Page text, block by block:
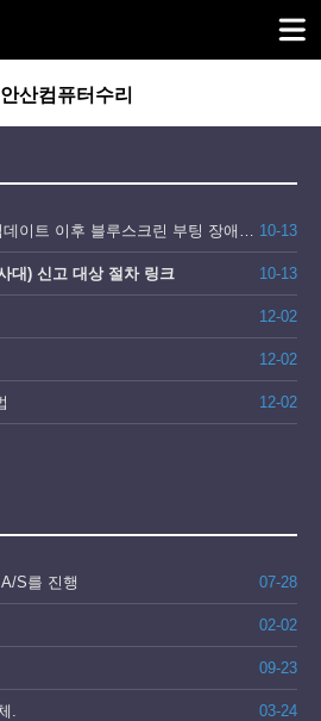
산컴퓨터수리
HP PC 에서 Windows 10 업데이트 이후 블루스크린 부팅 장애 대처 방법 10-13
대) 신고 대상 절차 링크 10-13
12-02
12-02
12-02
S를 진행 07-28
02-02
09-23
. 03-24